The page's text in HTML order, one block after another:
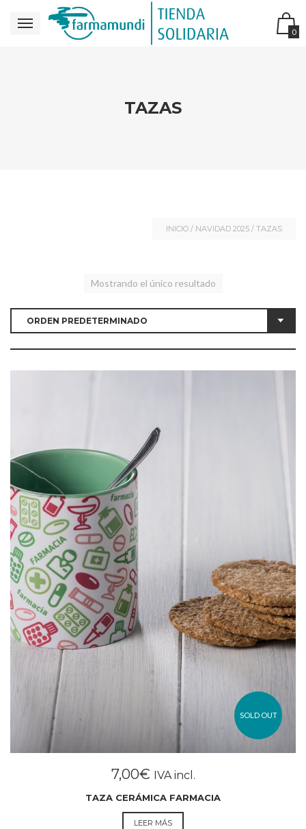
0
TAZAS
INICIO / NAVIDAD 2025 / TAZAS
Mostrando el único resultado
SOLD OUT
7,00€ IVA incl.
TAZA CERÁMICA FARMACIA
LEER MÁS